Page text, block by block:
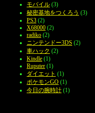
モバイル (3)
秘密基地をつくろう (3)
PS3 (2)
X68000 (2)
radiko (2)
ニンテンドー3DS (2)
車ハック (2)
Kindle (1)
Ruputer (1)
ダイエット (1)
ポケモンGO (1)
今日の腕時計 (1)